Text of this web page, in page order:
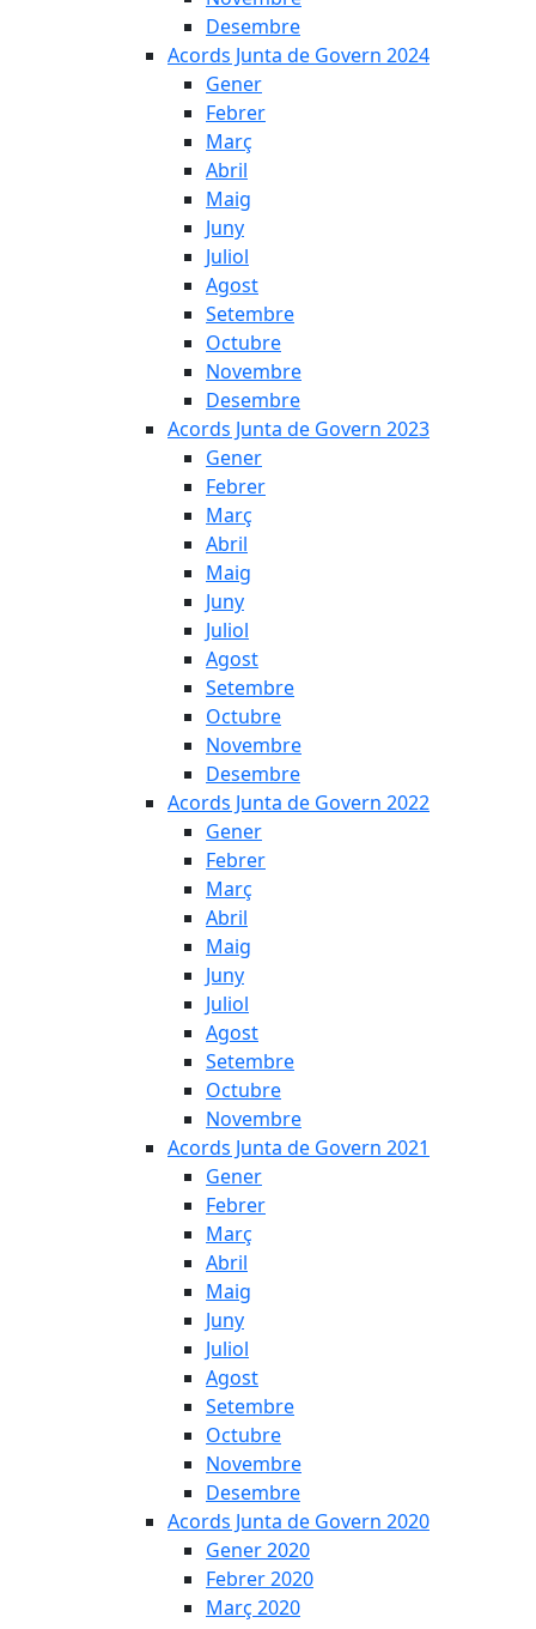
Desembre
Acords Junta de Govern 2024
Gener
Febrer
Març
Abril
Maig
Juny
Juliol
Agost
Setembre
Octubre
Novembre
Desembre
Acords Junta de Govern 2023
Gener
Febrer
Març
Abril
Maig
Juny
Juliol
Agost
Setembre
Octubre
Novembre
Desembre
Acords Junta de Govern 2022
Gener
Febrer
Març
Abril
Maig
Juny
Juliol
Agost
Setembre
Octubre
Novembre
Acords Junta de Govern 2021
Gener
Febrer
Març
Abril
Maig
Juny
Juliol
Agost
Setembre
Octubre
Novembre
Desembre
Acords Junta de Govern 2020
Gener 2020
Febrer 2020
Març 2020